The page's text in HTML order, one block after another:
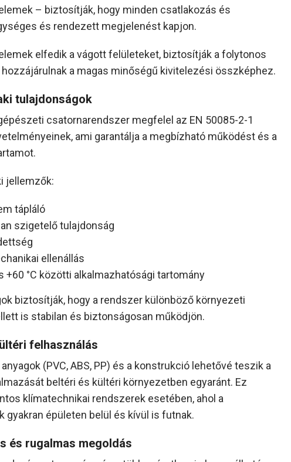
– biztosítják, hogy minden csatlakozás és
és rendezett megjelenést kapjon.
elfedik a vágott felületeket, biztosítják a folytonos
a magas minőségű kivitelezési összképhez.
tulajdonságok
csatornarendszer megfelel az EN 50085-2-1
ami garantálja a megbízható működést és a
jellemzők:
tápláló
szigetelő tulajdonság
ellenállás
+60 °C közötti alkalmazhatósági tartomány
biztosítják, hogy a rendszer különböző környezeti
is stabilan és biztonságosan működjön.
felhasználás
(PVC, ABS, PP) és a konstrukció lehetővé teszik a
beltéri és kültéri környezetben egyaránt. Ez
klímatechnikai rendszerek esetében, ahol a
gyakran épületen belül és kívül is futnak.
és rugalmas megoldás